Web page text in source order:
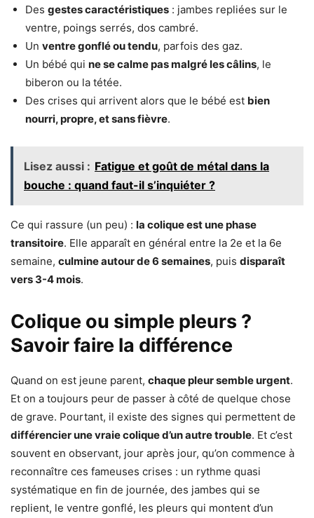
Des gestes caractéristiques : jambes repliées sur le
ventre, poings serrés, dos cambré.
Un ventre gonflé ou tendu, parfois des gaz.
Un bébé qui ne se calme pas malgré les câlins, le
biberon ou la tétée.
Des crises qui arrivent alors que le bébé est bien
nourri, propre, et sans fièvre.
Lisez aussi : Fatigue et goût de métal dans la
bouche : quand faut-il s’inquiéter ?
Ce qui rassure (un peu) : la colique est une phase
transitoire. Elle apparaît en général entre la 2e et la 6e
semaine, culmine autour de 6 semaines, puis disparaît
vers 3-4 mois.
Colique ou simple pleurs ?
Savoir faire la différence
Quand on est jeune parent, chaque pleur semble urgent.
Et on a toujours peur de passer à côté de quelque chose
de grave. Pourtant, il existe des signes qui permettent de
différencier une vraie colique d’un autre trouble. Et c’est
souvent en observant, jour après jour, qu’on commence à
reconnaître ces fameuses crises : un rythme quasi
systématique en fin de journée, des jambes qui se
replient, le ventre gonflé, les pleurs qui montent d’un